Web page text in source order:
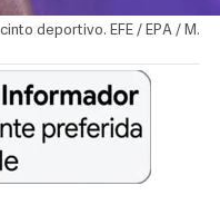
deportivo. EFE / EPA / M.